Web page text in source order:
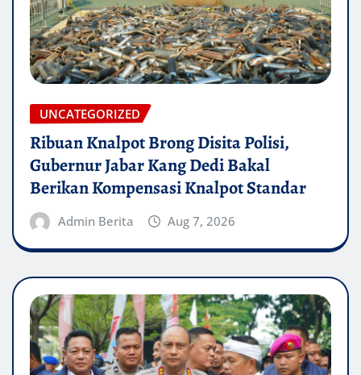
UNCATEGORIZED
Ribuan Knalpot Brong Disita Polisi,
Gubernur Jabar Kang Dedi Bakal
Berikan Kompensasi Knalpot Standar
Admin Berita Aug 7, 2026